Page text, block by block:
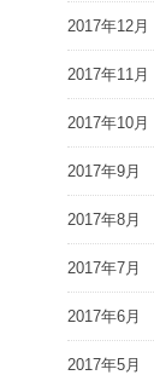
2017年12月
2017年11月
2017年10月
2017年9月
2017年8月
2017年7月
2017年6月
2017年5月